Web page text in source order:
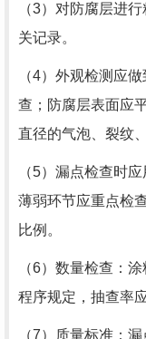
（3）对防腐层进
关记录。
（4）外观检测应
查；防腐层表面应
直径的气泡、裂纹
（5）漏点检查时应
薄弱环节应重点检
比例。
（6）数量检查：
程序规定，抽查率
（7）质量标准：漏